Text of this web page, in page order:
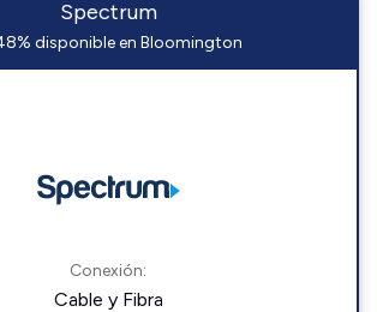
Spectrum
disponible en Bloomington
Conexión:
Cable y Fibra